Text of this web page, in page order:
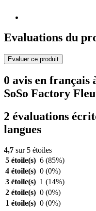
Evaluations du
Evaluer ce produit
0 avis en français
SoSo Factory
2 évaluations
langues
4,7 sur 5 étoiles
5 étoile(s) 6 (85%)
4 étoile(s) 0 (0%)
3 étoile(s) 1 (14%)
2 étoile(s) 0 (0%)
1 étoile(s) 0 (0%)